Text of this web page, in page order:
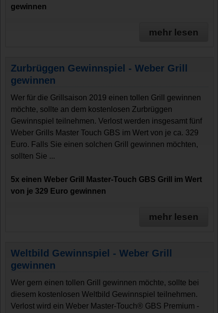
gewinnen
mehr lesen
Zurbrüggen Gewinnspiel - Weber Grill
gewinnen
Wer für die Grillsaison 2019 einen tollen Grill gewinnen
möchte, sollte an dem kostenlosen Zurbrüggen
Gewinnspiel teilnehmen. Verlost werden insgesamt fünf
Weber Grills Master Touch GBS im Wert von je ca. 329
Euro. Falls Sie einen solchen Grill gewinnen möchten,
sollten Sie ...
5x einen Weber Grill Master-Touch GBS Grill im Wert
von je 329 Euro gewinnen
mehr lesen
Weltbild Gewinnspiel - Weber Grill
gewinnen
Wer gern einen tollen Grill gewinnen möchte, sollte bei
diesem kostenlosen Weltbild Gewinnspiel teilnehmen.
Verlost wird ein Weber Master-Touch® GBS Premium -